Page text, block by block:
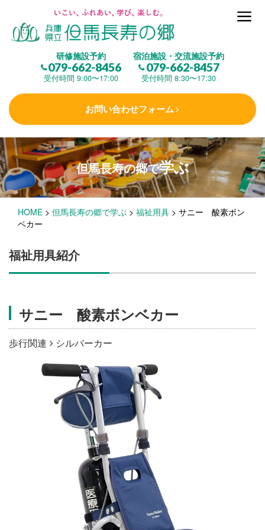
研修施設予約
079-662-8456
受付時間 9:00〜17:00
宿泊施設・交流施設予約
079-662-8457
受付時間 8:30〜17:30
お問い合わせフォーム
但馬長寿の郷とは
(研修施設)
楽しむ
学 ぶ(健康福祉)
泊まる(宿泊)
施設・料金
アクセス
但馬長寿の郷で学ぶ
HOME > 但馬長寿の郷で学ぶ > 福祉用具 > サニー 酸素ボン
ベカー
福祉用具紹介
サニー 酸素ボンベカー
歩行関連 シルバーカー